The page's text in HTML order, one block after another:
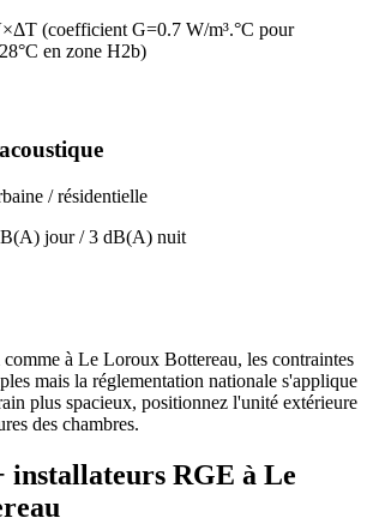
(coefficient G=0.7 W/m³.°C pour
en zone H2b)
/ résidentielle
jour /3 dB(A) nuit
à Le Loroux Bottereau, les contraintes
mais la réglementation nationale s'applique
plus spacieux, positionnez l'unité extérieure
des chambres.
installateurs RGE à Le